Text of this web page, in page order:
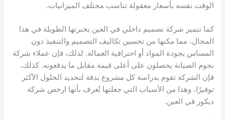
الوقت نفسه بأسعار معقولة تناسب مختلف الميزانيات.
كما تتميز شركة تصميم داخلي في العين بخبرتها الطويلة في هذا
المجال، مما مكنها من تحسين تكاليف التصميم والتنفيذ دون
المساس بجودة المواد أو احترافية العمالة. لذلك، فإن عملاء شركة
نجوم الصيانة يحصلون على أعلى قيمة مقابل ما يدفعونه. كذلك،
فإن الشركة تقوم بدراسة كل مشروع بدقة لتحديد الحلول الأكثر
توفيرًا، وهذا من الأسباب التي جعلتها تُعرف بأنها ارخص شركة
ديكور في العين.